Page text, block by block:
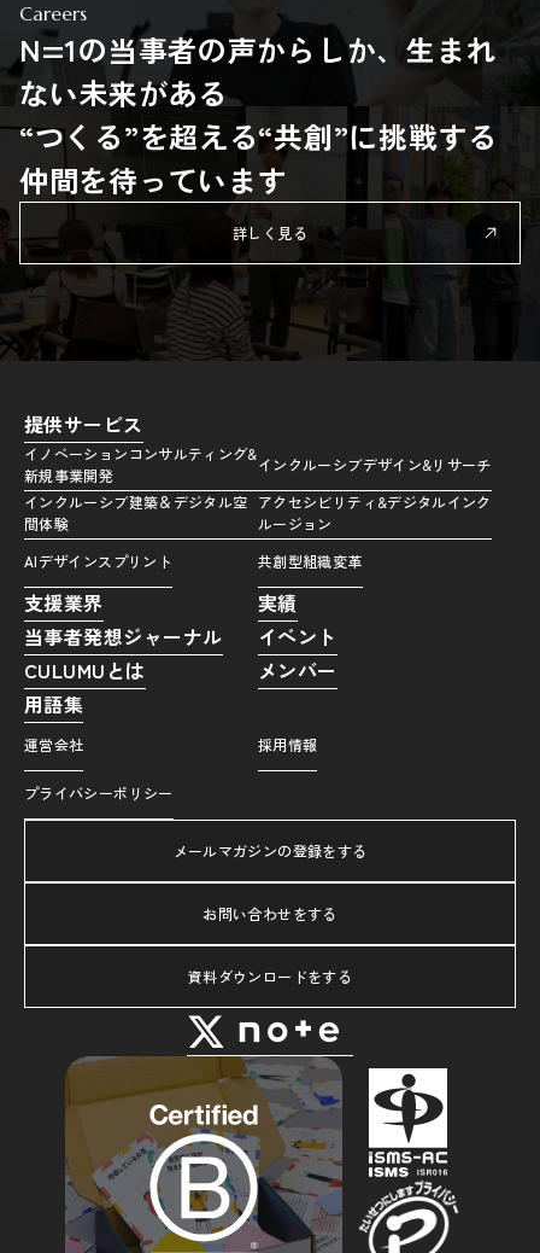
Careers
N=1の当事者の声からしか、生まれ
ない未来がある
“つくる”を超える“共創”に挑戦する
仲間を待っています
詳しく見る
提供サービス
イノベーションコンサルティング&
新規事業開発
インクルーシブデザイン&リサーチ
インクルーシブ建築＆デジタル空
間体験
アクセシビリティ&デジタルインク
ルージョン
AIデザインスプリント
共創型組織変革
支援業界
実績
当事者発想ジャーナル
イベント
CULUMUとは
メンバー
用語集
運営会社 採用情報
プライバシーポリシー
メールマガジンの登録をする
お問い合わせをする
資料ダウンロードをする